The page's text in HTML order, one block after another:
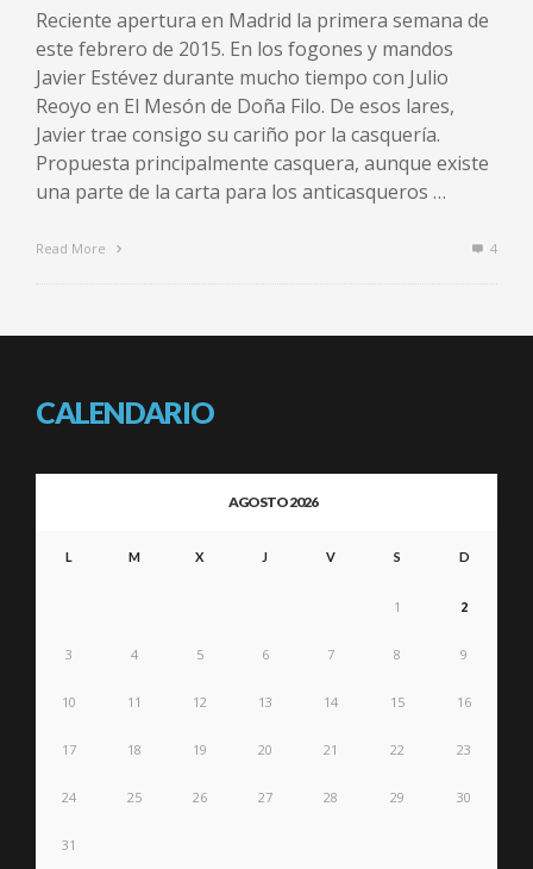
Reciente apertura en Madrid la primera semana de
este febrero de 2015. En los fogones y mandos
Javier Estévez durante mucho tiempo con Julio
Reoyo en El Mesón de Doña Filo. De esos lares,
Javier trae consigo su cariño por la casquería.
Propuesta principalmente casquera, aunque existe
una parte de la carta para los anticasqueros …
Read More 4
CALENDARIO
AGOSTO 2026
L M X J V S D
1 2
3 4 5 6 7 8 9
10 11 12 13 14 15 16
17 18 19 20 21 22 23
24 25 26 27 28 29 30
31